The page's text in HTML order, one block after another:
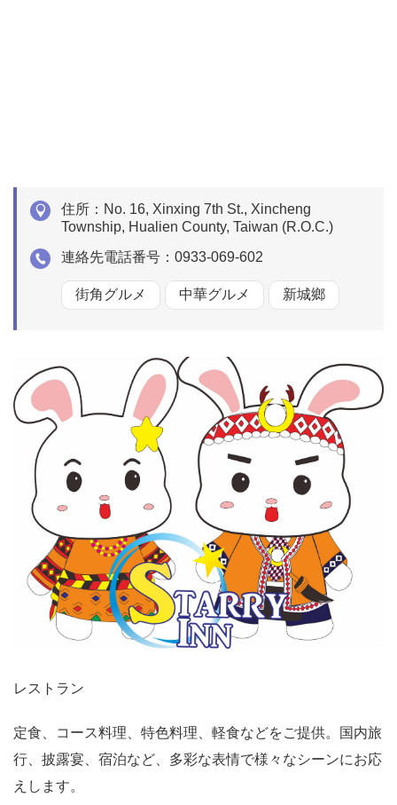
住所： No. 16, Xinxing 7th St., Xincheng
Township, Hualien County, Taiwan (R.O.C.)
連絡先電話番号： 0933-069-602
街角グルメ 中華グルメ 新城鄉
レストラン
定食、コース料理、特色料理、軽食などをご提供。国内旅
行、披露宴、宿泊など、多彩な表情で様々なシーンにお応
えします。